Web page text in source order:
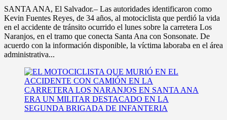
SANTA ANA, El Salvador.– Las autoridades identificaron como
Kevin Fuentes Reyes, de 34 años, al motociclista que perdió la vida
en el accidente de tránsito ocurrido el lunes sobre la carretera Los
Naranjos, en el tramo que conecta Santa Ana con Sonsonate. De
acuerdo con la información disponible, la víctima laboraba en el área
administrativa...